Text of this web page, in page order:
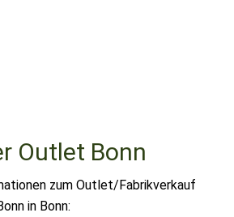
Outlet Bonn
zum Outlet/Fabrikverkauf
in Bonn: